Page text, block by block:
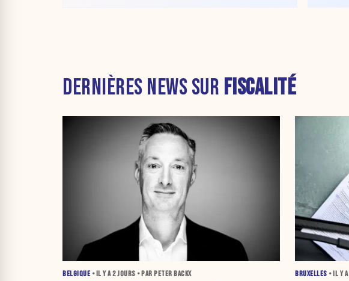
DERNIÈRES NEWS SUR FISCALITÉ
BELGIQUE • IL Y A2 JOURS • PAR PETER BACKX BRUXELLES • IL Y A